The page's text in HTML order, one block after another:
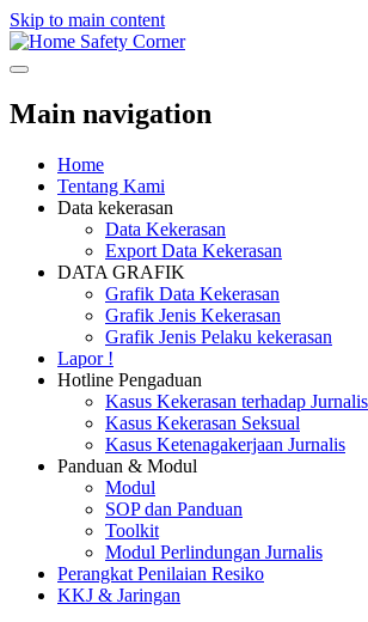
Skip to main content
Safety Corner
Main navigation
Home
Tentang Kami
Data kekerasan
Data Kekerasan
Export Data Kekerasan
DATA GRAFIK
Grafik Data Kekerasan
Grafik Jenis Kekerasan
Grafik Jenis Pelaku kekerasan
Lapor !
Hotline Pengaduan
Kasus Kekerasan terhadap
Kasus Kekerasan Seksual
Kasus Ketenagakerjaan Jurnalis
Panduan & Modul
Modul
SOP dan Panduan
Toolkit
Modul Perlindungan Jurnalis
Perangkat Penilaian Resiko
KKJ & Jaringan